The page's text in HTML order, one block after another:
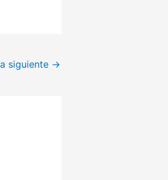
siguiente →